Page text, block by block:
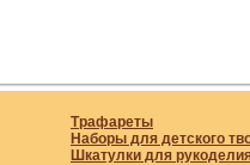
Трафареты
Наборы для детского
Шкатулки для